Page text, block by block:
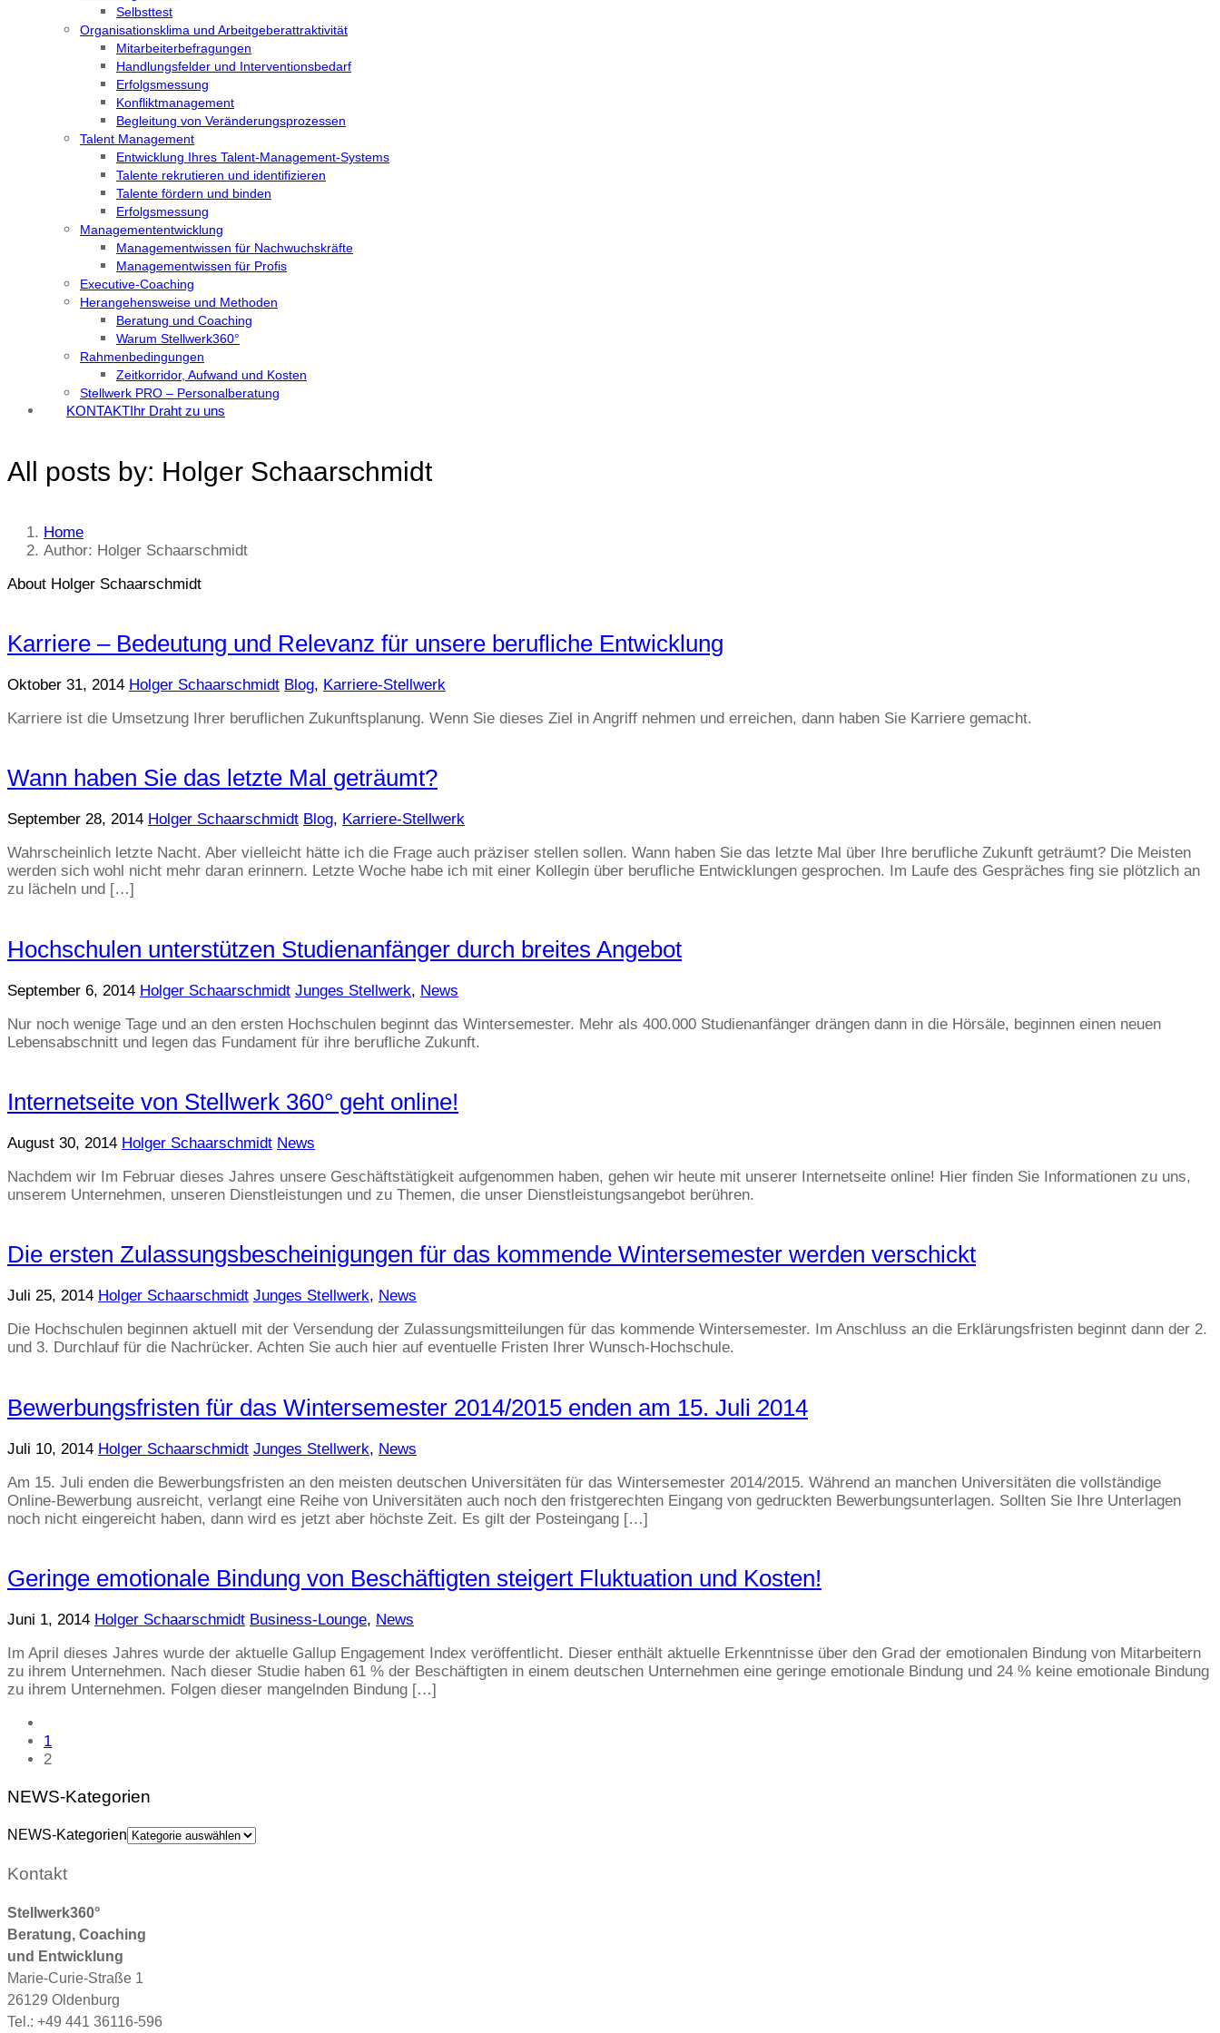
Selbsttest
Organisationsklima und Arbeitgeberattraktivität
Mitarbeiterbefragungen
Handlungsfelder und Interventionsbedarf
Erfolgsmessung
Konfliktmanagement
Begleitung von Veränderungsprozessen
Talent Management
Entwicklung Ihres Talent-Management-Systems
Talente rekrutieren und identifizieren
Talente fördern und binden
Erfolgsmessung
Managemententwicklung
Managementwissen für Nachwuchskräfte
Managementwissen für Profis
Executive-Coaching
Herangehensweise und Methoden
Beratung und Coaching
Warum Stellwerk360°
Rahmenbedingungen
Zeitkorridor, Aufwand und Kosten
Stellwerk PRO – Personalberatung
KONTAKTIhr Draht zu uns
All posts by: Holger Schaarschmidt
Home
Author: Holger Schaarschmidt
About Holger Schaarschmidt
Karriere – Bedeutung und Relevanz für unsere berufliche Entwicklung
Oktober 31, 2014 Holger Schaarschmidt Blog, Karriere-Stellwerk
Karriere ist die Umsetzung Ihrer beruflichen Zukunftsplanung. Wenn Sie dieses Ziel in Angriff nehmen und erreichen, dann haben Sie Karriere gemacht.
Wann haben Sie das letzte Mal geträumt?
September 28, 2014 Holger Schaarschmidt Blog, Karriere-Stellwerk
Wahrscheinlich letzte Nacht. Aber vielleicht hätte ich die Frage auch präziser stellen sollen. Wann haben Sie das letzte Mal über Ihre berufliche Zukunft geträumt? Die Meisten
werden sich wohl nicht mehr daran erinnern. Letzte Woche habe ich mit einer Kollegin über berufliche Entwicklungen gesprochen. Im Laufe des Gespräches fing sie plötzlich an
zu lächeln und […]
Hochschulen unterstützen Studienanfänger durch breites Angebot
September 6, 2014 Holger Schaarschmidt Junges Stellwerk, News
Nur noch wenige Tage und an den ersten Hochschulen beginnt das Wintersemester. Mehr als 400.000 Studienanfänger drängen dann in die Hörsäle, beginnen einen neuen
Lebensabschnitt und legen das Fundament für ihre berufliche Zukunft.
Internetseite von Stellwerk 360° geht online!
August 30, 2014 Holger Schaarschmidt News
Nachdem wir Im Februar dieses Jahres unsere Geschäftstätigkeit aufgenommen haben, gehen wir heute mit unserer Internetseite online! Hier finden Sie Informationen zu uns,
unserem Unternehmen, unseren Dienstleistungen und zu Themen, die unser Dienstleistungsangebot berühren.
Die ersten Zulassungsbescheinigungen für das kommende Wintersemester werden verschickt
Juli 25, 2014 Holger Schaarschmidt Junges Stellwerk, News
Die Hochschulen beginnen aktuell mit der Versendung der Zulassungsmitteilungen für das kommende Wintersemester. Im Anschluss an die Erklärungsfristen beginnt dann der 2.
und 3. Durchlauf für die Nachrücker. Achten Sie auch hier auf eventuelle Fristen Ihrer Wunsch-Hochschule.
Bewerbungsfristen für das Wintersemester 2014/2015 enden am 15. Juli 2014
Juli 10, 2014 Holger Schaarschmidt Junges Stellwerk, News
Am 15. Juli enden die Bewerbungsfristen an den meisten deutschen Universitäten für das Wintersemester 2014/2015. Während an manchen Universitäten die vollständige
Online-Bewerbung ausreicht, verlangt eine Reihe von Universitäten auch noch den fristgerechten Eingang von gedruckten Bewerbungsunterlagen. Sollten Sie Ihre Unterlagen
noch nicht eingereicht haben, dann wird es jetzt aber höchste Zeit. Es gilt der Posteingang […]
Geringe emotionale Bindung von Beschäftigten steigert Fluktuation und Kosten!
Juni 1, 2014 Holger Schaarschmidt Business-Lounge, News
Im April dieses Jahres wurde der aktuelle Gallup Engagement Index veröffentlicht. Dieser enthält aktuelle Erkenntnisse über den Grad der emotionalen Bindung von Mitarbeitern
zu ihrem Unternehmen. Nach dieser Studie haben 61 % der Beschäftigten in einem deutschen Unternehmen eine geringe emotionale Bindung und 24 % keine emotionale Bindung
zu ihrem Unternehmen. Folgen dieser mangelnden Bindung […]
1
2
NEWS-Kategorien
NEWS-Kategorien
Kontakt
Stellwerk360°
Beratung, Coaching
und Entwicklung
Marie-Curie-Straße 1
26129 Oldenburg
Tel.: +49 441 36116-596